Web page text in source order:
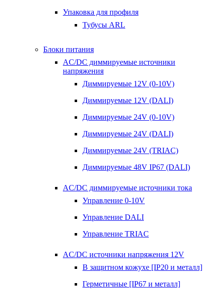
Упаковка для профиля
Тубусы ARL
Блоки питания
AC/DC диммируемые источники
напряжения
Диммируемые 12V (0-10V)
Диммируемые 12V (DALI)
Диммируемые 24V (0-10V)
Диммируемые 24V (DALI)
Диммируемые 24V (TRIAC)
Диммируемые 48V IP67 (DALI)
AC/DC диммируемые источники тока
Управление 0-10V
Управление DALI
Управление TRIAC
AC/DC источники напряжения 12V
В защитном кожухе [IP20 и металл]
Герметичные [IP67 и металл]